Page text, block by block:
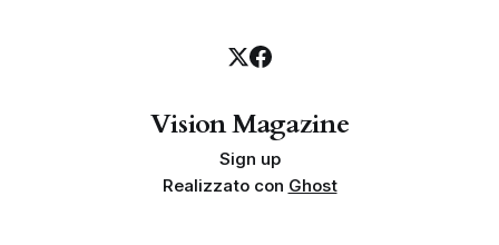
Vision Magazine
Sign up
Realizzato con Ghost